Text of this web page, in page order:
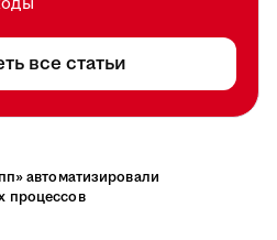
все статьи
автоматизировали
процессов